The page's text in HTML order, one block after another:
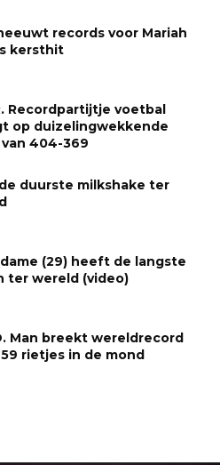
records voor Mariah
kersthit
Recordpartijtje voetbal
op duizelingwekkende
404-369
duurste milkshake ter
(29) heeft de langste
ter wereld (video)
Man breekt wereldrecord
rietjes in de mond